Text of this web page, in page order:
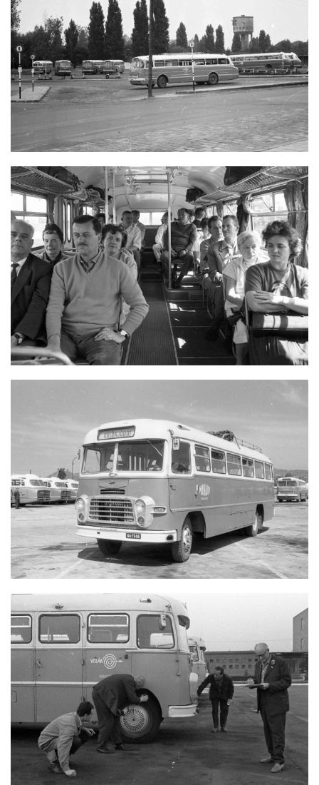
IKARUS 66 ÉS IKARUS 311
IKARUS 66 BELSEJE 60-AS ÉVEK
IKARUS 311
IKARUS 311 KERÉKVIZSGÁLAT